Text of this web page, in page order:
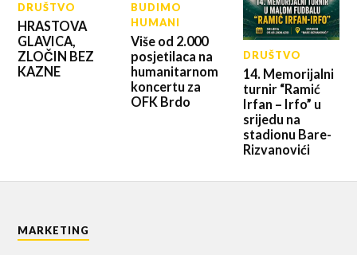
DRUŠTVO
HRASTOVA
GLAVICA,
ZLOČIN BEZ
KAZNE
BUDIMO
HUMANI
Više od 2.000
posjetilaca na
humanitarnom
koncertu za
OFK Brdo
DRUŠTVO
14. Memorijalni
turnir “Ramić
Irfan – Irfo” u
srijedu na
stadionu Bare-
Rizvanovići
MARKETING